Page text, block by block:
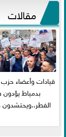
مقالات
قيادات وأعضاء
بدمياط يؤدون